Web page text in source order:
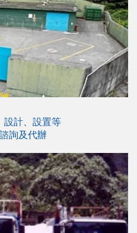
設計、設置等
詢及代辦